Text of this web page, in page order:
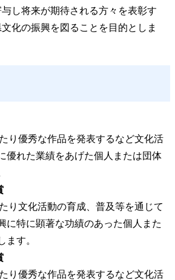
し将来が期待される方々を表彰す
化の振興を図ることを目的としま
り優秀な作品を発表するなど文化活
優れた業績をあげた個人または団体
り文化活動の育成、普及等を通じて
に特に顕著な功績のあった個人また
ます。
り優秀な作品を発表するなど文化活